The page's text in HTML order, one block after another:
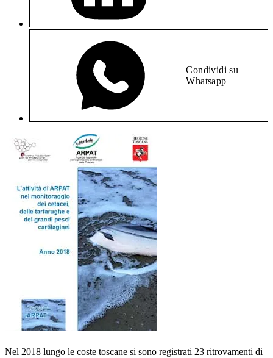
Condividi su
Whatsapp
Nel 2018 lungo le coste toscane si sono registrati 23 ritrovamenti di